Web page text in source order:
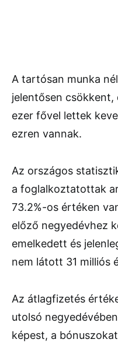
A tartósan munka
jelentősen csökkent,
ezer fővel lettek
ezren vannak.
Az országos
a foglalkoztatottak
73.2%-os értéken
előző negyedévhez
emelkedett és
nem látott 31 milliós
Az átlagfizetés
utolsó
képest, a